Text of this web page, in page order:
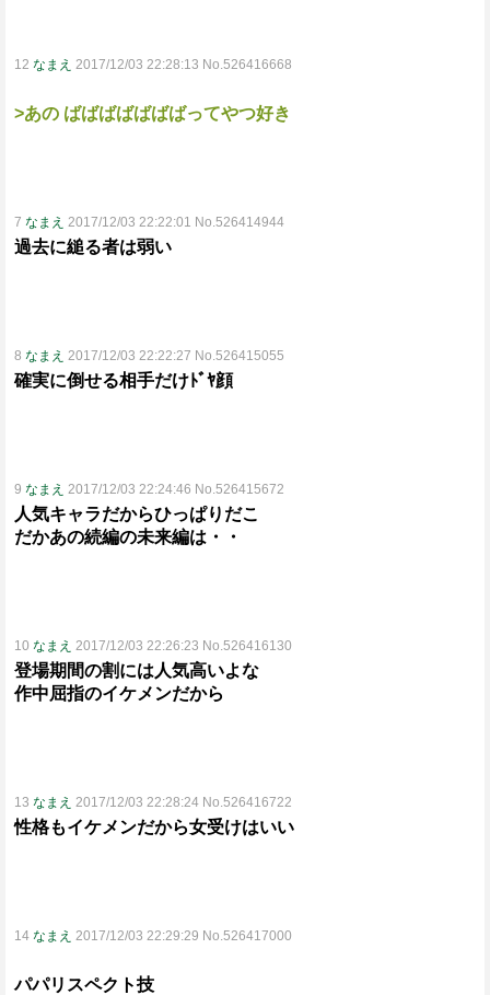
12 なまえ 2017/12/03 22:28:13 No.526416668
>あの ばばばばばばばってやつ好き
7 なまえ 2017/12/03 22:22:01 No.526414944
過去に縋る者は弱い
8 なまえ 2017/12/03 22:22:27 No.526415055
確実に倒せる相手だけﾄﾞﾔ顔
9 なまえ 2017/12/03 22:24:46 No.526415672
人気キャラだからひっぱりだこ
だかあの続編の未来編は・・
10 なまえ 2017/12/03 22:26:23 No.526416130
登場期間の割には人気高いよな
作中屈指のイケメンだから
13 なまえ 2017/12/03 22:28:24 No.526416722
性格もイケメンだから女受けはいい
14 なまえ 2017/12/03 22:29:29 No.526417000
パパリスペクト技